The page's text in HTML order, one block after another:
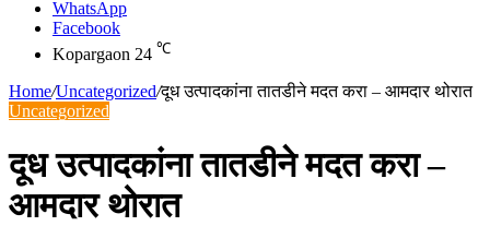
WhatsApp
Facebook
Kopargaon 24 ℃
Home/Uncategorized/दूध उत्पादकांना तातडीने मदत करा – आमदार थोरात
Uncategorized
दूध उत्पादकांना तातडीने मदत करा –
आमदार थोरात